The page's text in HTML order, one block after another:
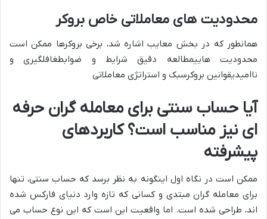
محدودیت های معاملاتی خاص بروکر
همانطور که در بخش معایب اشاره شد، برخی بروکرها ممکن است
محدودیت هاییمطالعه دقیق شرایط و ضوابطغافلگیری و
ناامیدیقوانین بروکرسبک و استراتژی معاملاتی
آیا حساب سنتی برای معامله گران حرفه
ای نیز مناسب است؟ کاربردهای
پیشرفته
ممکن است در نگاه اول اینگونه به نظر برسد که حساب سنتی، تنها
برای معامله گران مبتدی و کسانی که تازه وارد دنیای فارکس شده
اند، طراحی شده است. اما واقعیت این است که این نوع حساب می